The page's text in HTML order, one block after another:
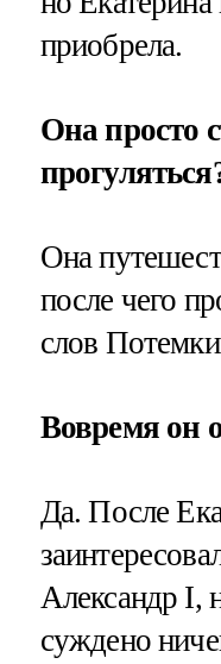
приобрела.
Она просто
Она
после чего
слов
Вовремя он
Да. После
Александр I,
суждено